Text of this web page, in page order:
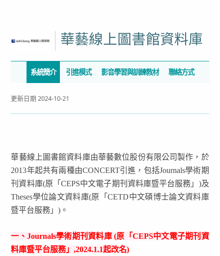
華藝線上圖書館資料庫
系統簡介 引進模式 影音學習與訓練教材 聯絡方式
更新日期 2024-10-21
華藝線上圖書館資料庫由華藝數位股份有限公司製作，於
2013年起共有兩種由CONCERT引進，包括Journals學術期
刊資料庫(原「CEPS中文電子期刊資料庫暨平台服務」)及
Theses學位論文資料庫(原「CETD中文碩博士論文資料庫
暨平台服務」)。
一、Journals學術期刊資料庫 (原「CEPS中文電子期刊資
料庫暨平台服務」,2024.1.1起改名)